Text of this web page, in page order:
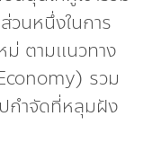
วนหนึ่งในการ
ม่ ตามแนวทาง
รวม
กำจัดที่หลุมฝัง